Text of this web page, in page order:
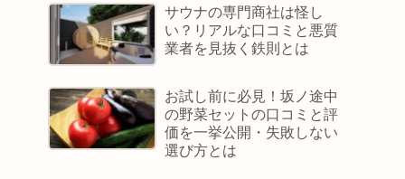
サウナの専門商社は怪し
い？リアルな口コミと悪質
業者を見抜く鉄則とは
お試し前に必見！坂ノ途中
の野菜セットの口コミと評
価を一挙公開・失敗しない
選び方とは